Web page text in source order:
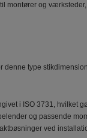
montører og
denne type
i ISO 3731, hvilket
og passende
ved